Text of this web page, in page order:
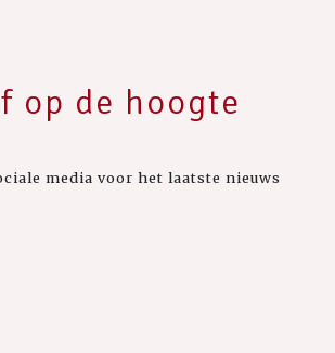
op de hoogte
media voor het laatste nieuws